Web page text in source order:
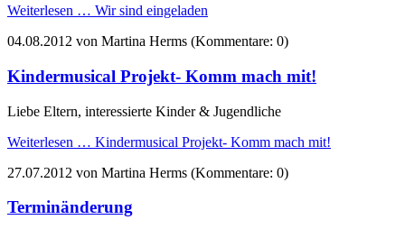
Weiterlesen … Wir sind eingeladen
04.08.2012 von Martina Herms (Kommentare: 0)
Kindermusical Projekt- Komm mach mit!
Liebe Eltern, interessierte Kinder & Jugendliche
Weiterlesen … Kindermusical Projekt- Komm mach mit!
27.07.2012 von Martina Herms (Kommentare: 0)
Terminänderung